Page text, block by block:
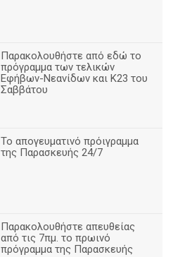
Παρακολουθήστε από εδώ το
πρόγραμμα των τελικών
Εφήβων-Νεανίδων και Κ23 του
Σαββάτου
Το απογευματινό πρόιγραμμα
της Παρασκευής 24/7
Παρακολουθήστε απευθείας
από τις 7πμ. το πρωινό
πρόγραμμα της Παρασκευής